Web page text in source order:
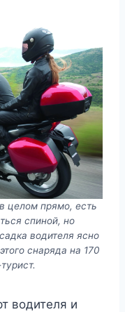
целом прямо, есть
спиной, но
водителя ясно
снаряда на 170
водителя и